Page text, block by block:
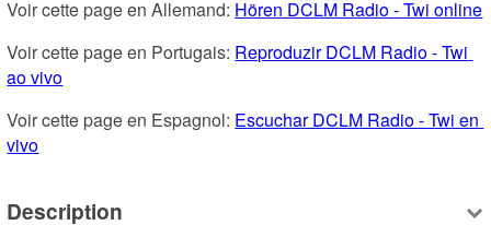
Voir cette page en Allemand: Hören DCLM Radio - Twi online
Voir cette page en Portugais: Reproduzir DCLM Radio - Twi
ao vivo
Voir cette page en Espagnol: Escuchar DCLM Radio - Twi en
vivo
Description